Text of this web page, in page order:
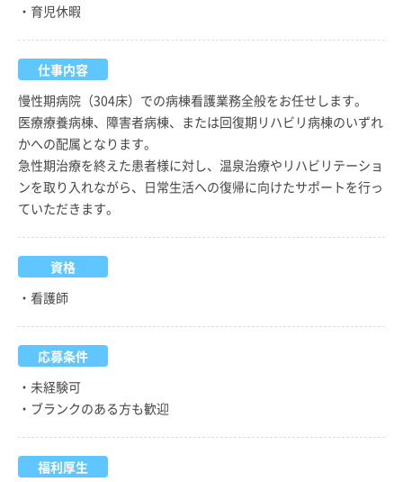
・育児休暇
仕事内容
慢性期病院（304床）での病棟看護業務全般をお任せします。
医療療養病棟、障害者病棟、または回復期リハビリ病棟のいずれ
かへの配属となります。
急性期治療を終えた患者様に対し、温泉治療やリハビリテーショ
ンを取り入れながら、日常生活への復帰に向けたサポートを行っ
ていただきます。
資格
・看護師
応募条件
・未経験可
・ブランクのある方も歓迎
福利厚生